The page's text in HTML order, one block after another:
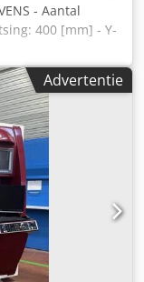
- Aantal
400 [mm] - Y-
250 [mm] -
0,0001 [graden]
- C-as:
-
15
-
0,0001
400
ruimte: 2.050 x
-
- Besturing:
Advertentie